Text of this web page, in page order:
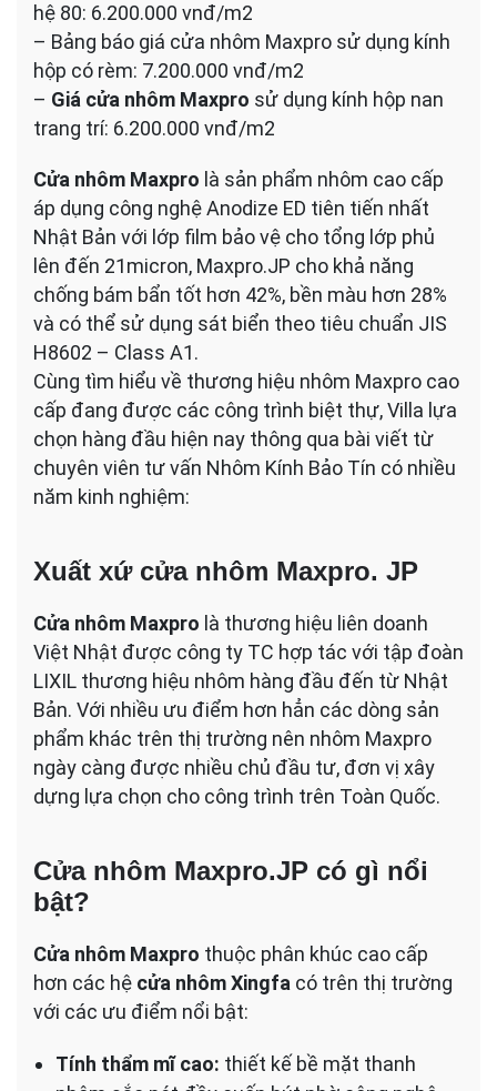
hệ 80: 6.200.000 vnđ/m2
– Bảng báo giá cửa nhôm Maxpro sử dụng kính
hộp có rèm: 7.200.000 vnđ/m2
– Giá cửa nhôm Maxpro sử dụng kính hộp nan
trang trí: 6.200.000 vnđ/m2
Cửa nhôm Maxpro là sản phẩm nhôm cao cấp
áp dụng công nghệ Anodize ED tiên tiến nhất
Nhật Bản với lớp film bảo vệ cho tổng lớp phủ
lên đến 21micron, Maxpro.JP cho khả năng
chống bám bẩn tốt hơn 42%, bền màu hơn 28%
và có thể sử dụng sát biển theo tiêu chuẩn JIS
H8602 – Class A1.
Cùng tìm hiểu về thương hiệu nhôm Maxpro cao
cấp đang được các công trình biệt thự, Villa lựa
chọn hàng đầu hiện nay thông qua bài viết từ
chuyên viên tư vấn Nhôm Kính Bảo Tín có nhiều
năm kinh nghiệm:
Xuất xứ cửa nhôm Maxpro. JP
Cửa nhôm Maxpro là thương hiệu liên doanh
Việt Nhật được công ty TC hợp tác với tập đoàn
LIXIL thương hiệu nhôm hàng đầu đến từ Nhật
Bản. Với nhiều ưu điểm hơn hẳn các dòng sản
phẩm khác trên thị trường nên nhôm Maxpro
ngày càng được nhiều chủ đầu tư, đơn vị xây
dựng lựa chọn cho công trình trên Toàn Quốc.
Cửa nhôm Maxpro.JP có gì nổi
bật?
Cửa nhôm Maxpro thuộc phân khúc cao cấp
hơn các hệ cửa nhôm Xingfa có trên thị trường
với các ưu điểm nổi bật:
Tính thẩm mĩ cao: thiết kế bề mặt thanh